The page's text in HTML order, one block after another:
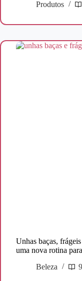
Produtos
Unhas baças,
uma nova rotina
Beleza